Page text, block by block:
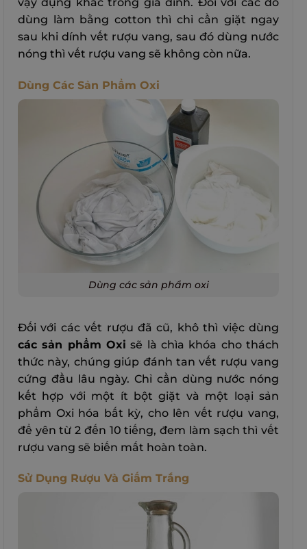
dùng làm bằng cotton thì chỉ cần giặt ngay
sau khi dính vết rượu vang, sau đó dùng nước
nóng thì vết rượu vang sẽ không còn nữa.
Dùng Các Sản Phẩm Oxi
Dùng các sản phẩm oxi
Đối với các vết rượu đã cũ, khô thì việc dùng
các sản phẩm Oxi sẽ là chìa khóa cho thách
thức này, chúng giúp đánh tan vết rượu vang
cứng đầu lâu ngày. Chỉ cần dùng nước nóng
kết hợp với một ít bột giặt và một loại sản
phẩm Oxi hóa bất kỳ, cho lên vết rượu vang,
để yên từ 2 đến 10 tiếng, đem làm sạch thì vết
rượu vang sẽ biến mất hoàn toàn.
Sử Dụng Rượu Và Giấm Trắng